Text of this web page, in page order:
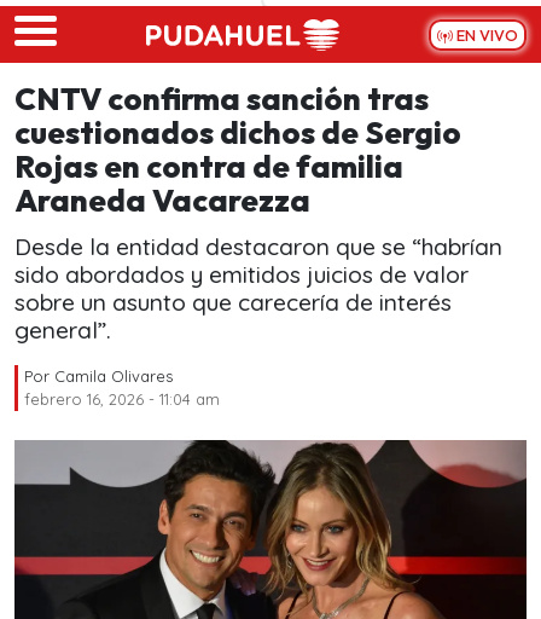
Skip to main content
EN VIVO
CNTV confirma sanción tras
cuestionados dichos de Sergio
Rojas en contra de familia
Araneda Vacarezza
Desde la entidad destacaron que se “habrían
sido abordados y emitidos juicios de valor
sobre un asunto que carecería de interés
general”.
Por Camila Olivares
febrero 16, 2026 - 11:04 am